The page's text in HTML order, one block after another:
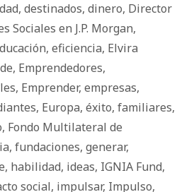
, destinados, dinero, Director
Sociales en J.P. Morgan,
, eficiencia, Elvira
, Emprendedores,
, Emprender, empresas,
, Europa, éxito, familiares,
, Fondo Multilateral de
, fundaciones, generar,
, habilidad, ideas, IGNIA Fund,
social, impulsar, Impulso,